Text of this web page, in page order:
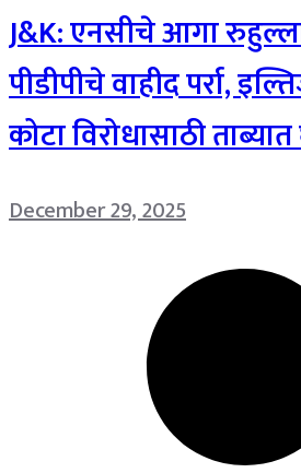
J&K: एनसीचे आगा
पीडीपीचे वाहीद पर्रा,
कोटा विरोधासाठी
December 29, 2025